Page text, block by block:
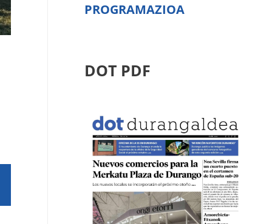
PROGRAMAZIOA
DOT PDF